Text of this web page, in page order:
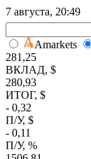
7 августа, 20:49
Amarkets
281,25
ВКЛАД, $
280,93
ИТОГ, $
- 0,32
П/У, $
- 0,11
П/У, %